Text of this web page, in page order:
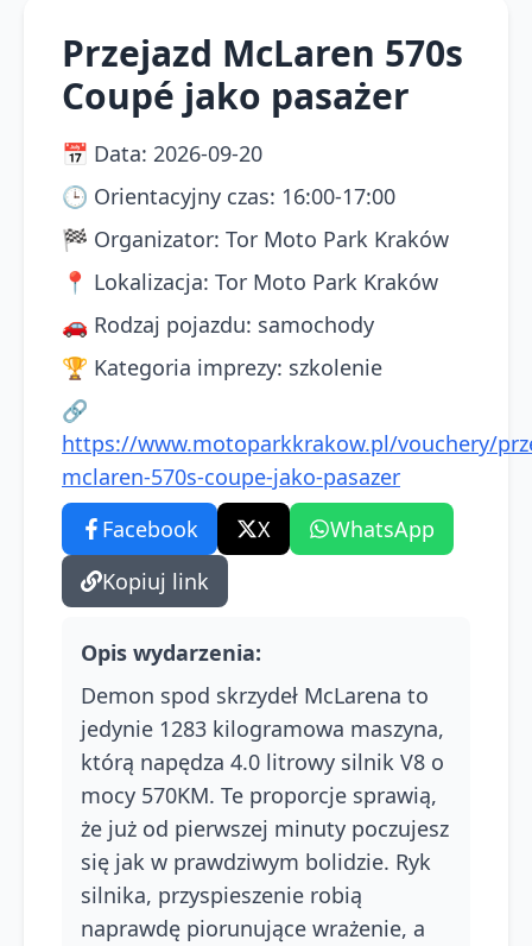
Przejazd McLaren 570s
Coupé jako pasażer
📅 Data: 2026-09-20
🕒 Orientacyjny czas: 16:00-17:00
🏁 Organizator: Tor Moto Park Kraków
📍 Lokalizacja: Tor Moto Park Kraków
🚗 Rodzaj pojazdu: samochody
🏆 Kategoria imprezy: szkolenie
🔗
https://www.motoparkkrakow.pl/vouchery/
mclaren-570s-coupe-jako-pasazer
Facebook
X
WhatsApp
Kopiuj link
Opis wydarzenia:
Demon spod skrzydeł McLarena to
jedynie 1283 kilogramowa maszyna,
którą napędza 4.0 litrowy silnik V8 o
mocy 570KM. Te proporcje sprawią,
że już od pierwszej minuty poczujesz
się jak w prawdziwym bolidzie. Ryk
silnika, przyspieszenie robią
naprawdę piorunujące wrażenie, a